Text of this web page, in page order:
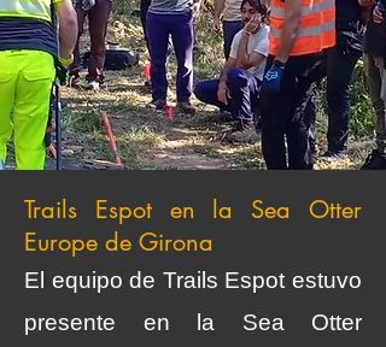
Trails Espot en la Sea Otter
Europe de Girona
El equipo de Trails Espot estuvo
presente en la Sea Otter